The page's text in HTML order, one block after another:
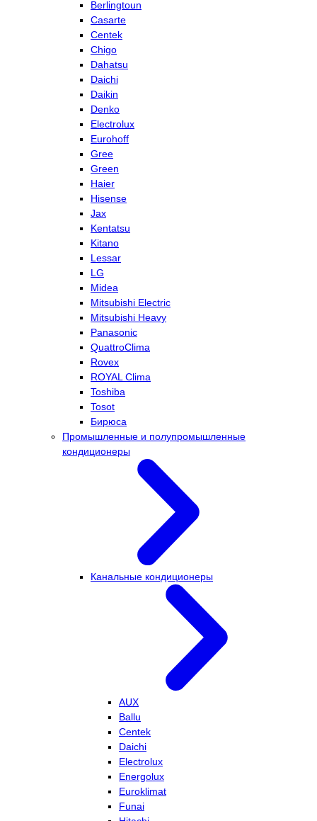
Berlingtoun
Casarte
Centek
Chigo
Dahatsu
Daichi
Daikin
Denko
Electrolux
Eurohoff
Gree
Green
Haier
Hisense
Jax
Kentatsu
Kitano
Lessar
LG
Midea
Mitsubishi Electric
Mitsubishi Heavy
Panasonic
QuattroClima
Rovex
ROYAL Clima
Toshiba
Tosot
Бирюса
Промышленные и полупромышленные
кондиционеры
Канальные кондиционеры
AUX
Ballu
Centek
Daichi
Electrolux
Energolux
Euroklimat
Funai